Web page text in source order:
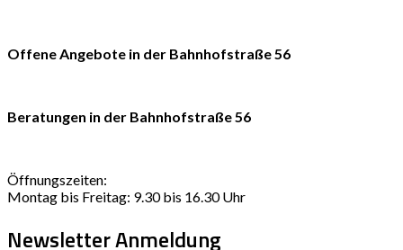
Offene Angebote in der Bahnhofstraße 56
Beratungen in der Bahnhofstraße 56
Öffnungszeiten:
Montag bis Freitag: 9.30 bis 16.30 Uhr
Newsletter Anmeldung